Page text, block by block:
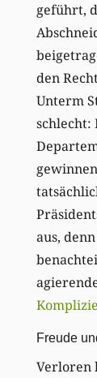
geführt,
den
Unterm
schlecht:
aus,
Freude
Verloren